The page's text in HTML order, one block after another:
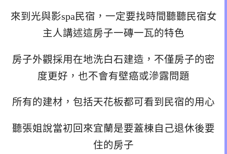
來到光與影spa民宿，一定要找時間聽聽民宿女
主人講述這房子一磚一瓦的特色
房子外觀採用在地洗白石建造，不僅房子的密
度更好，也不會有壁癌或滲露問題
所有的建材，包括天花板都可看到民宿的用心
聽張姐說當初回來宜蘭是要蓋棟自己退休後要
住的房子